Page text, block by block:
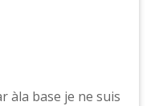
àla base je ne suis